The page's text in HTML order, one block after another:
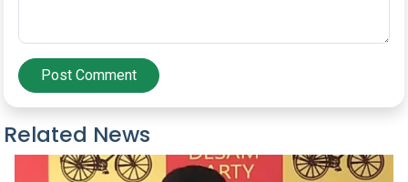
Post Comment
Related News